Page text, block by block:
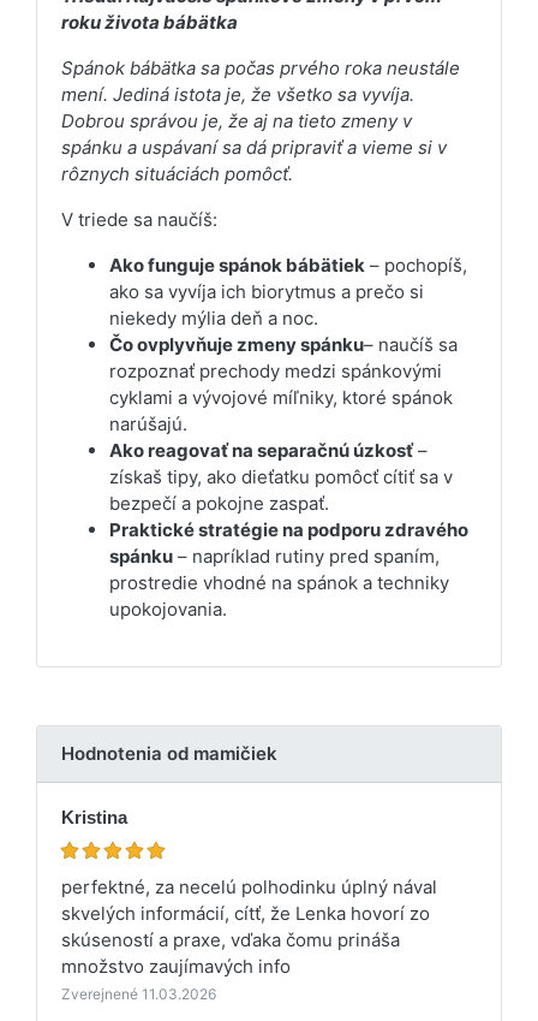
roku života bábätka
Spánok bábätka sa počas prvého roka neustále
mení. Jediná istota je, že všetko sa vyvíja.
Dobrou správou je, že aj na tieto zmeny v
spánku a uspávaní sa dá pripraviť a vieme si v
rôznych situáciách pomôcť.
V triede sa naučíš:
Ako funguje spánok bábätiek – pochopíš,
ako sa vyvíja ich biorytmus a prečo si
niekedy mýlia deň a noc.
Čo ovplyvňuje zmeny spánku– naučíš sa
rozpoznať prechody medzi spánkovými
cyklami a vývojové míľniky, ktoré spánok
narúšajú.
Ako reagovať na separačnú úzkosť–
získaš tipy, ako dieťatku pomôcť cítiť sa v
bezpečí a pokojne zaspať.
Praktické stratégie na podporu zdravého
spánku – napríklad rutiny pred spaním,
prostredie vhodné na spánok a techniky
upokojovania.
Hodnotenia od mamičiek
Kristina
perfektné, za necelú polhodinku úplný nával
skvelých informácií, cítť, že Lenka hovorí zo
skúseností a praxe, vďaka čomu prináša
množstvo zaujímavých info
Zverejnené 11.03.2026